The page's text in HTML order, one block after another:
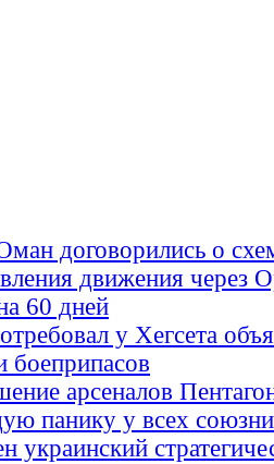
договорились о
движения через
60 дней
у Хегсета
боеприпасов
арсеналов
панику у всех
украинский